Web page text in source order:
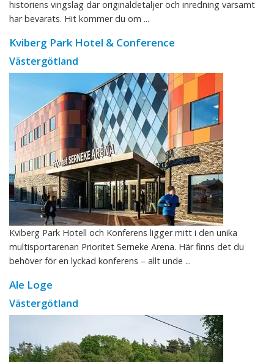
historiens vingslag där originaldetaljer och inredning varsamt
har bevarats. Hit kommer du om ...
Kviberg Park Hotel & Conference
Västergötland
Kviberg Park Hotell och Konferens ligger mitt i den unika
multisportarenan Prioritet Serneke Arena. Här finns det du
behöver för en lyckad konferens – allt unde ...
Ale Loge
Västergötland